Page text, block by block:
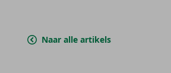
Naar alle artikels